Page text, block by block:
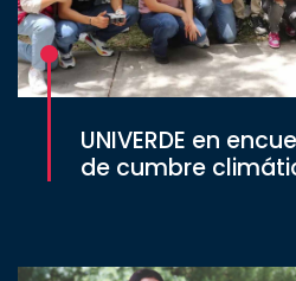
UNIVERDE en
de cumbre